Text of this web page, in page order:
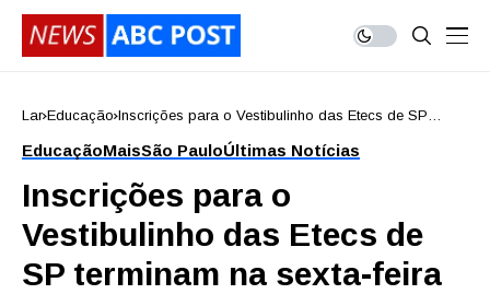
Lar Educação Inscrições para o Vestibulinho das Etecs de SP
EducaçãoMaisSão PauloÚltimas Notícias
Inscrições para o
Vestibulinho das Etecs de
SP terminam na sexta-feira